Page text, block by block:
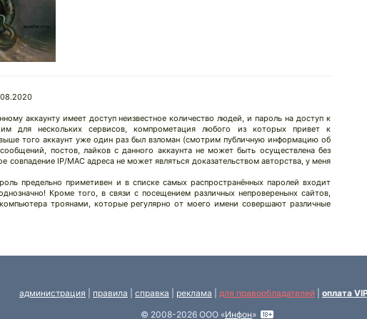
аккаунту имеет доступ неизвестное количество людей, и пароль на доступ к
для нескольких сервисов, компрометация любого из которых привет к
того аккаунт уже один раз был взломан (смотрим публичную информацию об
постов, лайков с данного аккаунта не может быть осуществлена без
совпадение IP/MAC адреса не может являться доказательством авторства, у меня
предельно приметивен и в списке самых распространённых паролей входит
Кроме того, в связи с посещением различных непроверенынх сайтов,
троянами, которые регулярно от моего имени совершают различные
администрация правила справка реклама для правообладателей оплата
© 2008-2026 ООО «Инфон»